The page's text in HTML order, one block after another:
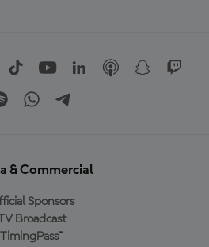
& Commercial
Sponsors
Broadcast
TimingPass™